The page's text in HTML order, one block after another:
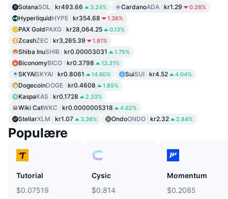
SolanaSOL kr493.66 3.24% CardanoADA kr1.29 0.26%
HyperliquidHYPE kr354.68 1.36%
PAX GoldPAXG kr28,064.25 0.13%
ZcashZEC kr3,265.39 1.91%
Shiba InuSHIB kr0.00003031 1.75%
BiconomyBICO kr0.3798 13.31%
SKYAISKYAI kr0.8061 14.60% SuiSUI kr4.52 4.04%
DogecoinDOGE kr0.4608 1.85%
KaspaKAS kr0.1728 2.33%
Wiki CatWKC kr0.0000005318 4.62%
StellarXLM kr1.07 3.36% OndoONDO kr2.32 2.84%
Populære
Tutorial
$0.07519
Cysic
$0.814
Momentum
$0.2085